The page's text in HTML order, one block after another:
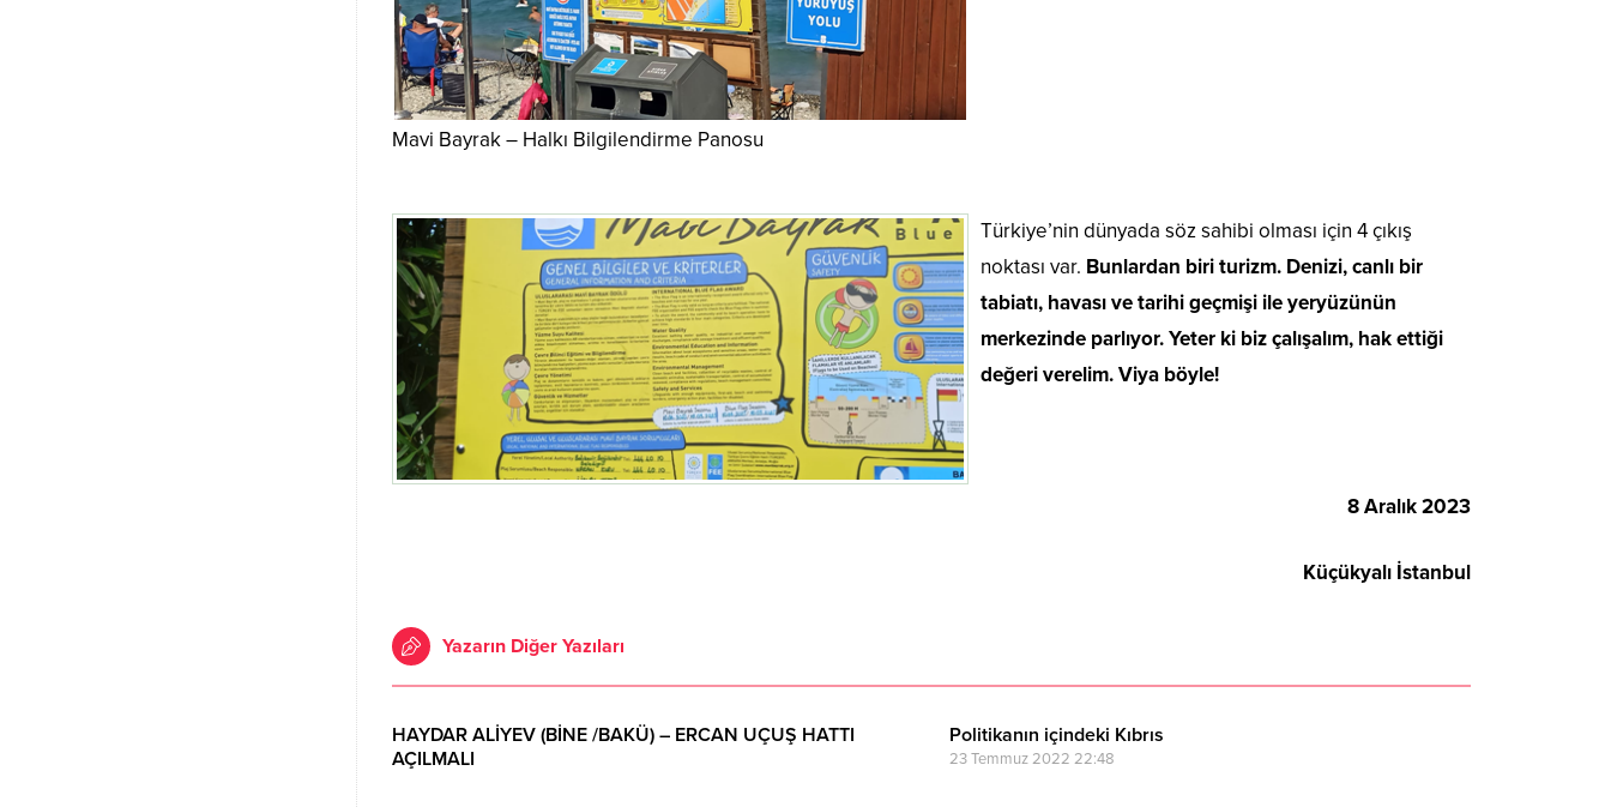
Mavi Bayrak – Halkı Bilgilendirme Panosu
Türkiye’nin dünyada söz sahibi olması için 4 çıkış
noktası var. Bunlardan biri turizm. Denizi, canlı bir
tabiatı, havası ve tarihi geçmişi ile yeryüzünün
merkezinde parlıyor. Yeter ki biz çalışalım, hak ettiği
değeri verelim. Viya böyle!
8 Aralık 2023
Küçükyalı İstanbul
Yazarın Diğer Yazıları
HAYDAR ALİYEV (BİNE /BAKÜ) – ERCAN UÇUŞ HATTI
AÇILMALI
Politikanın içindeki Kıbrıs
23 Temmuz 2022 22:48